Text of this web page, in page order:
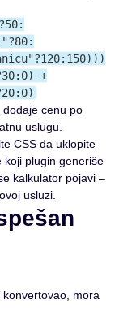
+
cenu po
uslugu.
CSS da uklopite
koji plugin generiše
kalkulator pojavi –
usluzi.
mora